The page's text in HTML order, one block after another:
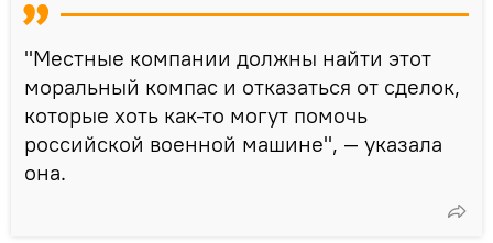
"Местные компании должны найти этот
моральный компас и отказаться от сделок,
которые хоть как-то могут помочь
российской военной машине", — указала
она.